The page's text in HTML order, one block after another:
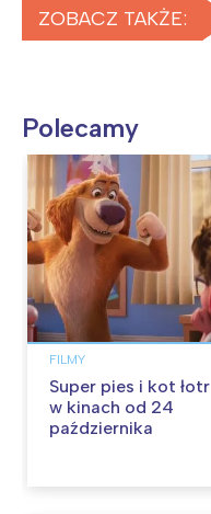
ZOBACZ TAKŻE:
Polecamy
FILMY
Super pies i kot łotr
w kinach od 24
października